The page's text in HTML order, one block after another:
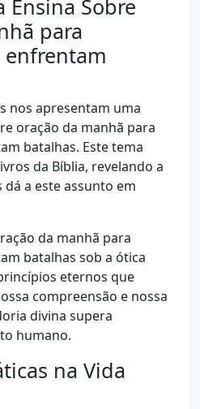
Ensina Sobre
para
nos apresentam uma
oração da manhã para
batalhas. Este tema
da Bíblia, revelando a
a este assunto em
da manhã para
batalhas sob a ótica
eternos que
compreensão e nossa
divina supera
humano.
na Vida